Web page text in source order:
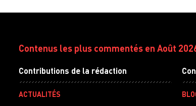
Contenus les plus commentés en Août
Contributions de la rédaction
ACTUALITÉS